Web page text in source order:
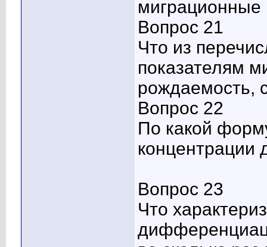
миграционные
Вопрос 21
Что из
показателям
рождаемость,
Вопрос 22
По какой
концентрации
Вопрос 23
Что